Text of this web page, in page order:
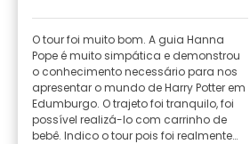
O tour foi muito bom. A guia Hanna
Pope é muito simpática e demonstrou
o conhecimento necessário para nos
apresentar o mundo de Harry Potter em
Edumburgo. O trajeto foi tranquilo, foi
possível realizá-lo com carrinho de
bebê. Indico o tour pois foi realmente